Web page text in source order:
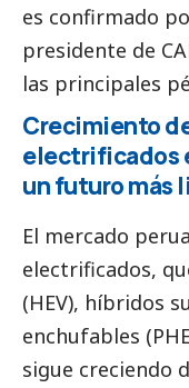
es confirmado
presidente de
las principales
Crecimiento
electrificados
un futuro más
El mercado
electrificados,
(HEV), híbridos
enchufables
sigue creciendo